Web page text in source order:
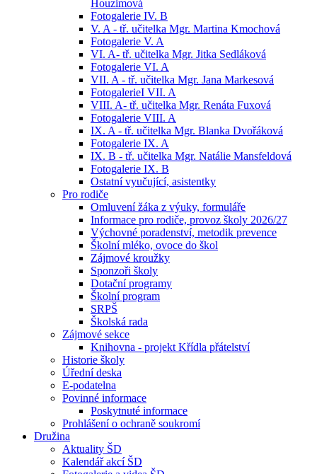
Houzimová
Fotogalerie IV. B
V. A - tř. učitelka Mgr. Martina Kmochová
Fotogalerie V. A
VI. A- tř. učitelka Mgr. Jitka Sedláková
Fotogalerie VI. A
VII. A - tř. učitelka Mgr. Jana Markesová
FotogalerieI VII. A
VIII. A- tř. učitelka Mgr. Renáta Fuxová
Fotogalerie VIII. A
IX. A - tř. učitelka Mgr. Blanka Dvořáková
Fotogalerie IX. A
IX. B - tř. učitelka Mgr. Natálie Mansfeldová
Fotogalerie IX. B
Ostatní vyučující, asistentky
Pro rodiče
Omluvení žáka z výuky, formuláře
Informace pro rodiče, provoz školy 2026/27
Výchovné poradenství, metodik prevence
Školní mléko, ovoce do škol
Zájmové kroužky
Sponzoři školy
Dotační programy
Školní program
SRPŠ
Školská rada
Zájmové sekce
Knihovna - projekt Křídla přátelství
Historie školy
Úřední deska
E-podatelna
Povinné informace
Poskytnuté informace
Prohlášení o ochraně soukromí
Družina
Aktuality ŠD
Kalendář akcí ŠD